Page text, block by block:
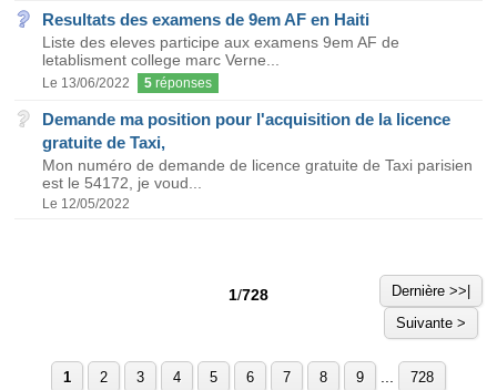
Resultats des examens de 9em AF en Haiti
Liste des eleves participe aux examens 9em AF de
letablisment college marc Verne...
Le 13/06/2022 5 réponses
Demande ma position pour l'acquisition de la licence
gratuite de Taxi,
Mon numéro de demande de licence gratuite de Taxi parisien
est le 54172, je voud...
Le 12/05/2022
1/728
Dernière >>|
Suivante >
1 2 3 4 5 6 7 8 9 728